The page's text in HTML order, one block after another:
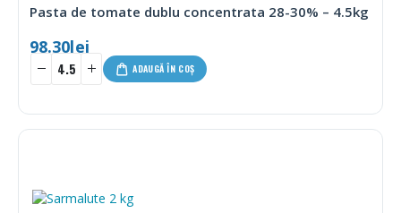
Pasta de tomate dublu concentrata 28-30% – 4.5kg
98.30lei
ADAUGĂ ÎN COȘ